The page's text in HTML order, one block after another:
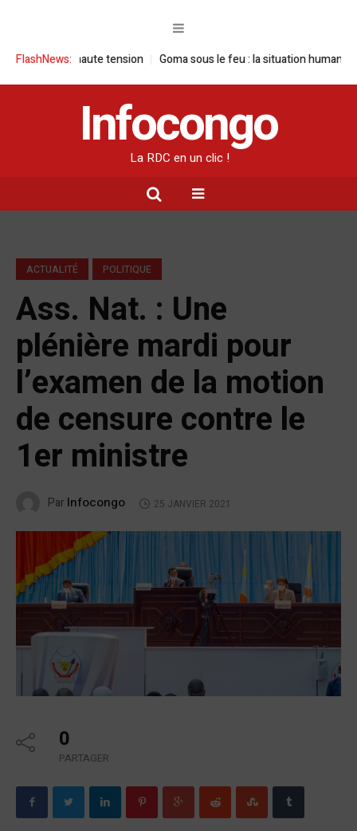
FlashNews:
haute tension Goma sous le feu : la situation humanitaire se
Infocongo
La RDC en un clic !
ACTUALITÉ POLITIQUE
Ass. Nat. : Une
plénière mardi pour
l’examen de la motion
de censure contre le
1er ministre
Par Infocongo 25 JANVIER 2021
0
PARTAGER